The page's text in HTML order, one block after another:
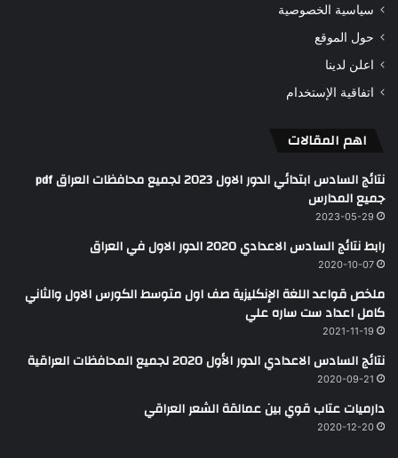
سياسية الخصوصية
حول الموقع
اعلن لدينا
اتفاقية الإستخدام
اهم المقالات
نتائج السادس ابتدائي الدور الاول 2023 لجميع محافظات العراق pdf
جميع المدارس
2023-05-29
رابط نتائج السادس الاعدادي 2020 الدور الاول في العراق
2020-10-07
ملخص قواعد اللغة الإنكليزية صف اول متوسط الكورس الاول والثاني
كامل اعداد ست ساره علي
2021-11-19
نتائج السادس الاعدادي الدور الأول 2020 لجميع المحافظات العراقية
2020-09-21
دارميات عتاب قوي بين عمالقة الشعر العراقي
2020-12-20